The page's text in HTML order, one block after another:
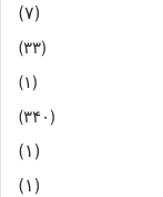
(۷)
(۳۳)
(۱)
(۳۴۰)
(۱)
(۱)